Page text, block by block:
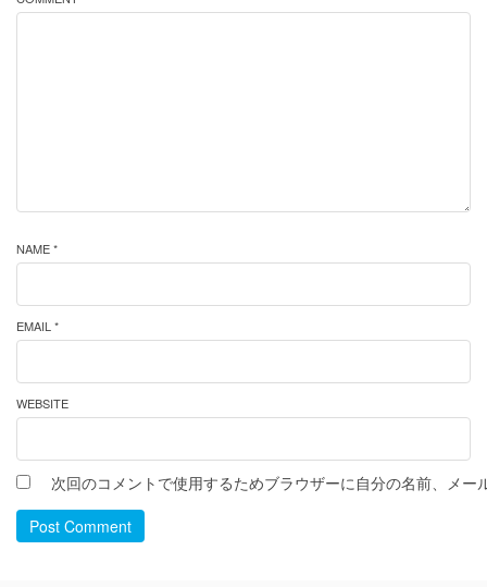
NAME *
EMAIL *
WEBSITE
次回のコメントで使用するためブラウザーに自分の名前、メー
Post Comment